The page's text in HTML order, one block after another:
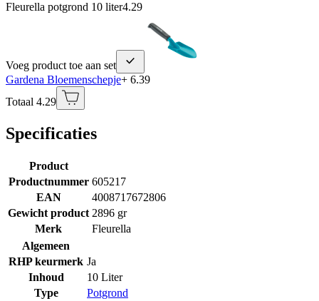
Fleurella potgrond 10 liter4.29
Voeg product toe aan set
Gardena Bloemenschepje+ 6.39
Totaal 4.29
Specificaties
Product
Productnummer 605217
EAN
4008717672806
Gewicht product 2896 gr
Merk
Fleurella
Algemeen
RHP keurmerk Ja
Inhoud
10 Liter
Type
Potgrond